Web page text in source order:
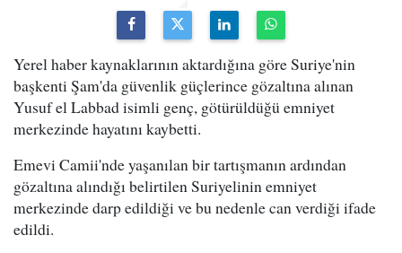
Yerel haber kaynaklarının aktardığına göre Suriye'nin
başkenti Şam'da güvenlik güçlerince gözaltına alınan
Yusuf el Labbad isimli genç, götürüldüğü emniyet
merkezinde hayatını kaybetti.
Emevi Camii'nde yaşanılan bir tartışmanın ardından
gözaltına alındığı belirtilen Suriyelinin emniyet
merkezinde darp edildiği ve bu nedenle can verdiği ifade
edildi.